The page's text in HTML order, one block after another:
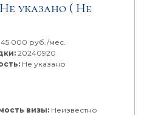
Не указано ( Не
000 руб./мес.
20240920
Не указано
визы: Неизвестно